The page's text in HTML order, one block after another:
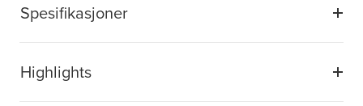
Spesifikasjoner
Highlights